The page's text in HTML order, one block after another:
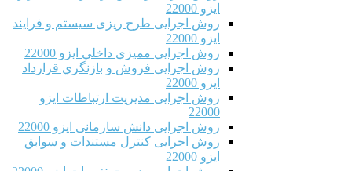
ایزو 22000
روش اجرایی طرح ریزی سیستم و فرایند
ایزو 22000
روش اجرايي مميزي داخلي ایزو 22000
روش اجرایی فروش و بازنگري قرارداد
ایزو 22000
روش اجرایی مدیریت ارتباطات ایزو
22000
روش اجرایی دانش سازمانی ایزو 22000
روش اجرایی کنترل مستندات و سوابق
ایزو 22000